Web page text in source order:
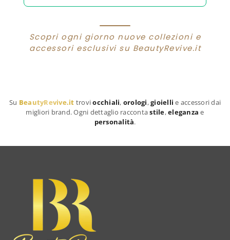
Scopri ogni giorno nuove collezioni e
accessori esclusivi su BeautyRevive.it
Su BeautyRevive.it troviocchiali, orologi,gioielli e accessori dai
migliori brand. Ogni dettaglio raccontastile,eleganza e
personalità.